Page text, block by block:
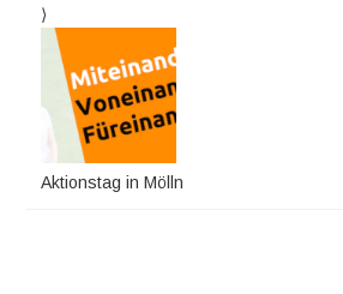
Aktionstag in Mölln